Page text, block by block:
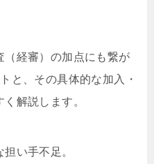
（経審）の加点にも繋が
と、その具体的な加入・
解説します。
い手不足。